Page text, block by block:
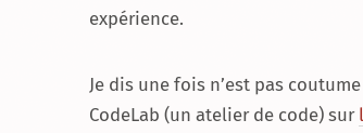
expérience.
Je dis une fois n’est pas
CodeLab (un atelier de code) sur